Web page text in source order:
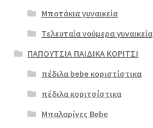
Μποτάκια γυναικεία
Τελευταία νούμερα γυναικεία
ΠΑΠΟΥΤΣΙΑ ΠΑΙΔΙΚΑ ΚΟΡΙΤΣΙ
πέδιλα bebe κοριστίστικα
πέδιλα κοριτσίστικα
Μπαλαρίνες Bebe